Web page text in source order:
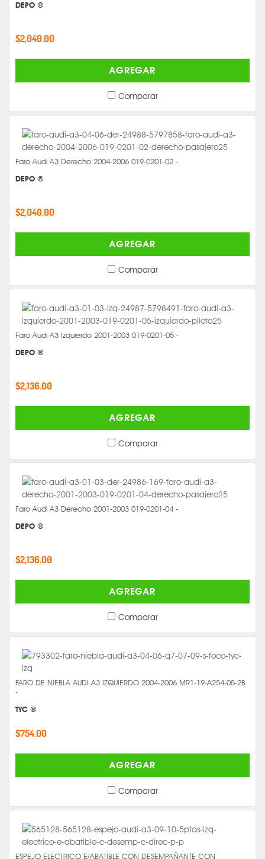
DEPO ®
$2,040.00
AGREGAR
Comparar
Faro Audi A3 Derecho 2004-2006 019-0201-02 -
DEPO ®
$2,040.00
AGREGAR
Comparar
Faro Audi A3 Izquierdo 2001-2003 019-0201-05 -
DEPO ®
$2,136.00
AGREGAR
Comparar
Faro Audi A3 Derecho 2001-2003 019-0201-04 -
DEPO ®
$2,136.00
AGREGAR
Comparar
FARO DE NIEBLA AUDI A3 IZQUIERDO 2004-2006 MR1-19-A254-05-2B
-
TYC ®
$754.00
AGREGAR
Comparar
ESPEJO ELECTRICO E/ABATIBLE CON DESEMPAÑANTE CON